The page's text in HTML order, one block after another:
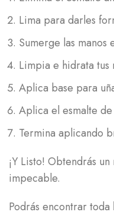
Lima para darles
Sumerge las manos
Limpia e hidrata tus
Aplica base para
Aplica el esmalte
Termina aplicando
¡Y Listo! Obtendrás
impecable.
Podrás encontrar toda